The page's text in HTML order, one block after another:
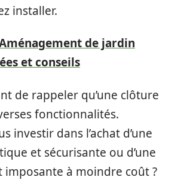
installer.
de jardin
et conseils
de rappeler qu’une clôture
fonctionnalités.
investir dans l’achat d’une
et sécurisante ou d’une
à moindre coût ?